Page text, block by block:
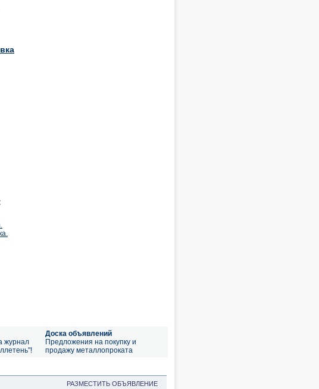
журнал
Доска объявлений
Предложения на покупку и
продажу металлопроката
РАЗМЕСТИТЬ ОБЪЯВЛЕНИЕ